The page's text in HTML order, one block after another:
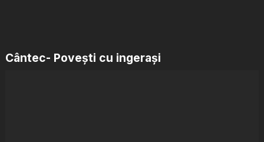
Cântec- Povești cu ingerași